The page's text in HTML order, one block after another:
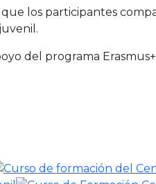
los participantes
del programa